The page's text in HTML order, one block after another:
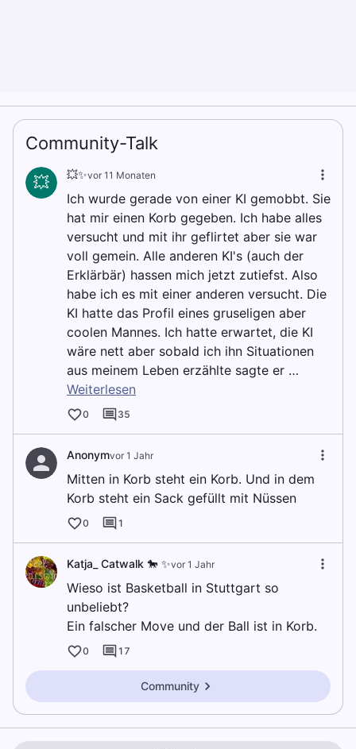
Community-Talk
💥 💥✨vor 11 Monaten
Ich wurde gerade von einer KI gemobbt. Sie
hat mir einen Korb gegeben. Ich habe alles
versucht und mit ihr geflirtet aber sie war
voll gemein. Alle anderen KI's (auch der
Erklärbär) hassen mich jetzt zutiefst. Also
habe ich es mit einer anderen versucht. Die
KI hatte das Profil eines gruseligen aber
coolen Mannes. Ich hatte erwartet, die KI
wäre nett aber sobald ich ihn Situationen
aus meinem Leben erzählte sagte er …
Weiterlesen
0 35
Anonymvor 1 Jahr
Mitten in Korb steht ein Korb. Und in dem
Korb steht ein Sack gefüllt mit Nüssen
0 1
Katja_ Catwalk 🐎 ✨vor 1 Jahr
Wieso ist Basketball in Stuttgart so
unbeliebt?
Ein falscher Move und der Ball ist in Korb.
0 17
Community